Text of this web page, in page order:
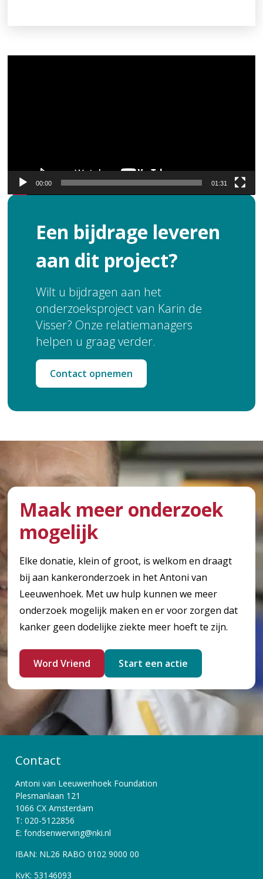
00:00 01:31
Een bijdrage leveren
aan dit project?
Wilt u bijdragen aan het
onderzoeksproject van Karin de
Visser? Onze relatiemanagers
helpen u graag verder.
Contact opnemen
Maak meer onderzoek
mogelijk
Elke donatie, klein of groot, is welkom en draagt
bij aan kankeronderzoek in het Antoni van
Leeuwenhoek. Met uw hulp kunnen we meer
onderzoek mogelijk maken en er voor zorgen dat
kanker geen dodelijke ziekte meer hoeft te zijn.
Word Vriend Start een actie
Contact
Antoni van Leeuwenhoek Foundation
Plesmanlaan 121
1066 CX Amsterdam
T: 020-5122856
E: fondsenwerving@nki.nl
IBAN: NL26 RABO 0102 9000 00
KvK: 53146093